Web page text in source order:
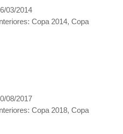
03/2014
Copa 2014, Copa
08/2017
Copa 2018, Copa